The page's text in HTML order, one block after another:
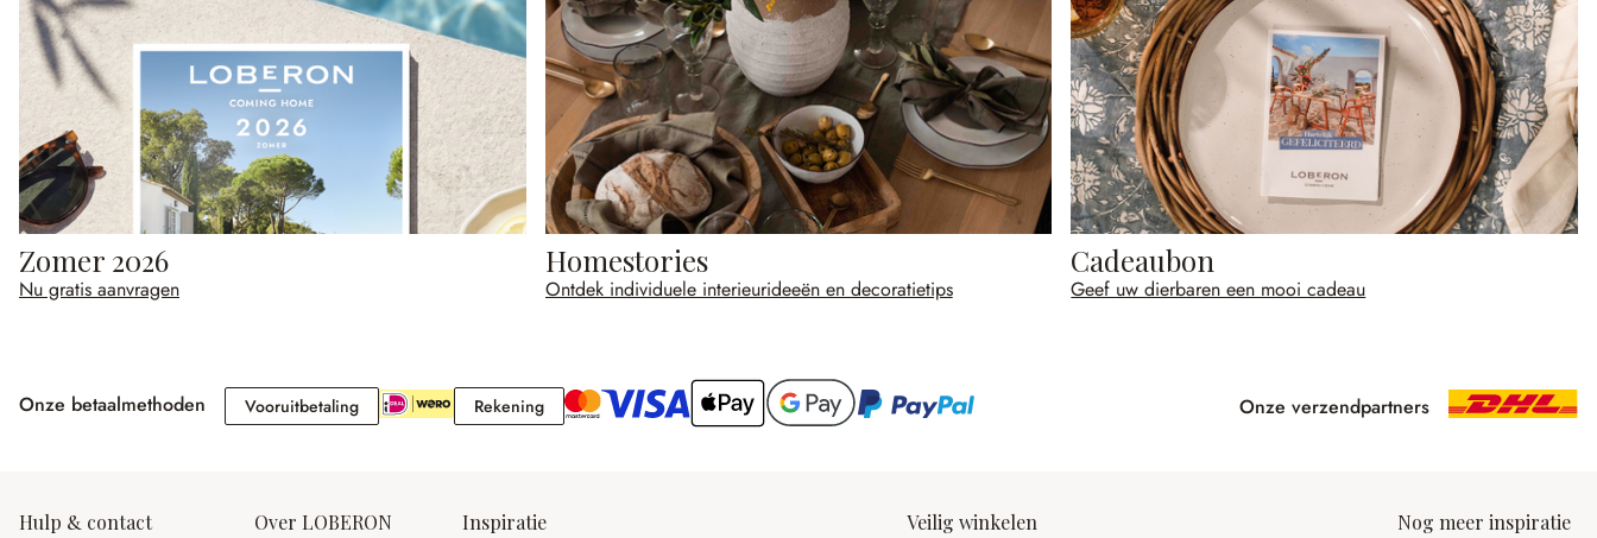
Zomer 2026
Nu gratis aanvragen
Homestories
Ontdek individuele interieurideeën en decoratietips
Cadeaubon
Geef uw dierbaren een mooi cadeau
Onze betaalmethoden VooruitbetalingVooruitbetaling RekeningRekening Onze verzendpartners
Hulp & contact Over LOBERON Inspiratie Veilig winkelen Nog meer inspiratie